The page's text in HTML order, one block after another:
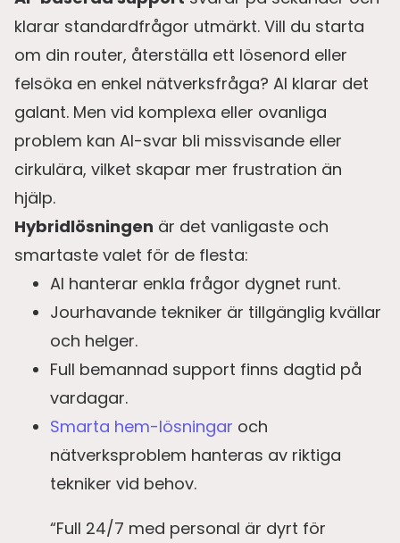
klarar standardfrågor utmärkt. Vill du starta
om din router, återställa ett lösenord eller
felsöka en enkel nätverksfråga? AI klarar det
galant. Men vid komplexa eller ovanliga
problem kan AI-svar bli missvisande eller
cirkulära, vilket skapar mer frustration än
hjälp.
Hybridlösningen är det vanligaste och
smartaste valet för de flesta:
AI hanterar enkla frågor dygnet runt.
Jourhavande tekniker är tillgänglig kvällar
och helger.
Full bemannad support finns dagtid på
vardagar.
Smarta hem-lösningar och
nätverksproblem hanteras av riktiga
tekniker vid behov.
“Full 24/7 med personal är dyrt för